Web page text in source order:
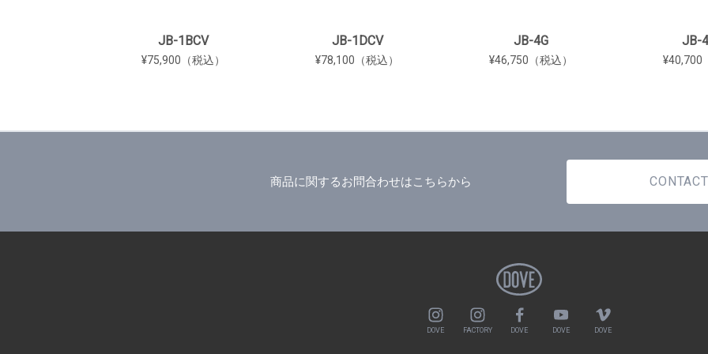
JB-1BCV
¥75,900（税込）
JB-1DCV
¥78,100（税込）
JB-4G
¥46,750（税込）
JB-
¥40,700
商品に関するお問合わせはこちらから CONTACT
DOVE FACTORY DOVE DOVE DOVE